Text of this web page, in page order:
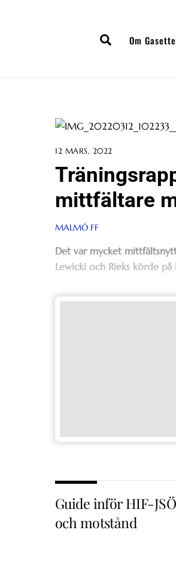
Search
Om
12 MARS, 2022
mittfältare
MALMÖ FF
Det var mycket
Lewicki och Rieks körde
Guide inför HIF-
och motstånd